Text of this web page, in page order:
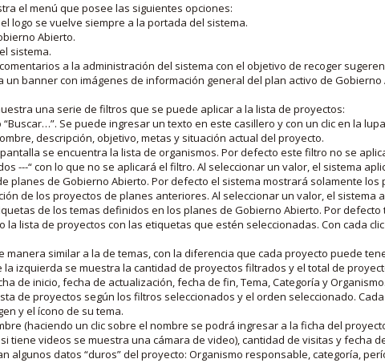
el menú que posee las siguientes opciones:
logo se vuelve siempre a la portada del sistema.
Abierto.
sistema.
a la administración del sistema con el objetivo de recoger
banner con imágenes de información general del plan activo de
una serie de filtros que se puede aplicar a la lista de proyectos:
Se puede ingresar un texto en este casillero y con un clic en la
descripción, objetivo, metas y situación actual del proyecto.
se encuentra la lista de organismos. Por defecto este filtro no se
---“ con lo que no se aplicará el filtro. Al seleccionar un valor, el sistema
planes de Gobierno Abierto. Por defecto el sistema mostrará solamente
de los proyectos de planes anteriores. Al seleccionar un valor, el sistema
de los temas definidos en los planes de Gobierno Abierto. Por
la lista de proyectos con las etiquetas que estén seleccionadas. Con cada
similar a la de temas, con la diferencia que cada proyecto puede
la izquierda se muestra la cantidad de proyectos filtrados y el total de
de inicio, fecha de actualización, fecha de fin, Tema, Categoría y Organismo.
de proyectos según los filtros seleccionados y el orden seleccionado.
y el ícono de su tema.
(haciendo un clic sobre el nombre se podrá ingresar a la ficha del
tiene videos se muestra una cámara de video), cantidad de visitas y fecha
algunos datos “duros” del proyecto: Organismo responsable, categoría,